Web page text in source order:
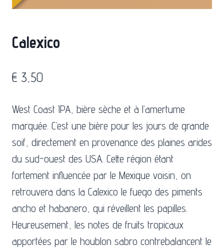
Calexico
€ 3,50
West Coast IPA, bière sèche et à l’amertume
marquée. C’est une bière pour les jours de grande
soif, directement en provenance des plaines arides
du sud-ouest des USA. Cette région étant
fortement influencée par le Mexique voisin, on
retrouvera dans la Calexico le fuego des piments
ancho et habanero, qui réveillent les papilles.
Heureusement, les notes de fruits tropicaux
apportées par le houblon sabro contrebalancent le